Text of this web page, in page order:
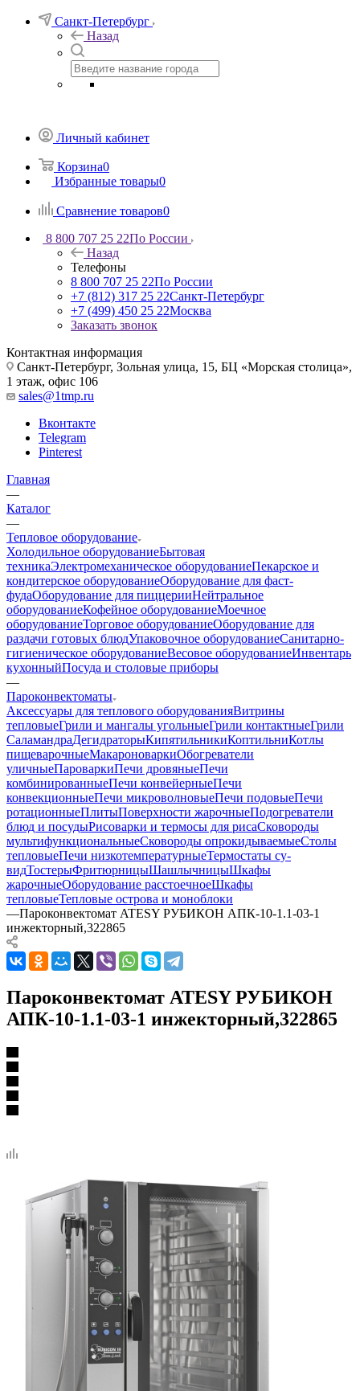
Санкт-Петербург
Назад
Личный кабинет
Корзина0
Избранные товары0
Сравнение товаров0
8 800 707 25 22По России
Назад
Телефоны
8 800 707 25 22По России
+7 (812) 317 25 22Санкт-Петербург
+7 (499) 450 25 22Москва
Заказать звонок
Контактная информация
Санкт-Петербург, Зольная улица, 15, БЦ «Морская столица»,
1 этаж, офис 106
sales@1tmp.ru
Вконтакте
Telegram
Pinterest
Главная
—
Каталог
—
Тепловое оборудование
Холодильное оборудованиеБытовая
техникаЭлектромеханическое оборудованиеПекарское и
кондитерское оборудованиеОборудование для фаст-
фудаОборудование для пиццерииНейтральное
оборудованиеКофейное оборудованиеМоечное
оборудованиеТорговое оборудованиеОборудование для
раздачи готовых блюдУпаковочное оборудованиеСанитарно-
гигиеническое оборудованиеВесовое оборудованиеИнвентарь
кухонныйПосуда и столовые приборы
—
Пароконвектоматы
Аксессуары для теплового оборудованияВитрины
тепловыеГрили и мангалы угольныеГрили контактныеГрили
СаламандраДегидраторыКипятильникиКоптильниКотлы
пищеварочныеМакароноваркиОбогреватели
уличныеПароваркиПечи дровяныеПечи
комбинированныеПечи конвейерныеПечи
конвекционныеПечи микроволновыеПечи подовыеПечи
ротационныеПлитыПоверхности жарочныеПодогреватели
блюд и посудыРисоварки и термосы для рисаСковороды
мультифункциональныеСковороды опрокидываемыеСтолы
тепловыеПечи низкотемпературныеТермостаты су-
видТостерыФритюрницыШашлычницыШкафы
жарочныеОборудование расстоечноеШкафы
тепловыеТепловые острова и моноблоки
—Пароконвектомат ATESY РУБИКОН АПК-10-1.1-03-1
инжекторный,322865
Пароконвектомат ATESY РУБИКОН
АПК-10-1.1-03-1 инжекторный,322865